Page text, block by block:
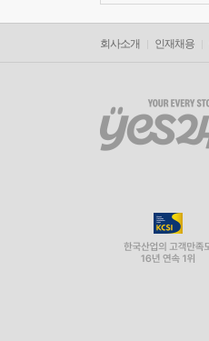
회사소개 인재채용